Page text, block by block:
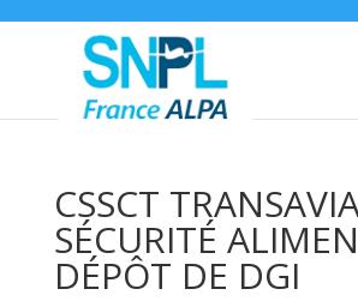
CSSCT
SÉCURITÉ
DÉPÔT DE DGI